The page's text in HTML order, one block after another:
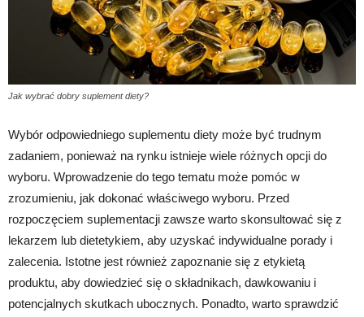
Jak wybrać dobry suplement diety?
Wybór odpowiedniego suplementu diety może być trudnym
zadaniem, ponieważ na rynku istnieje wiele różnych opcji do
wyboru. Wprowadzenie do tego tematu może pomóc w
zrozumieniu, jak dokonać właściwego wyboru. Przed
rozpoczęciem suplementacji zawsze warto skonsultować się z
lekarzem lub dietetykiem, aby uzyskać indywidualne porady i
zalecenia. Istotne jest również zapoznanie się z etykietą
produktu, aby dowiedzieć się o składnikach, dawkowaniu i
potencjalnych skutkach ubocznych. Ponadto, warto sprawdzić